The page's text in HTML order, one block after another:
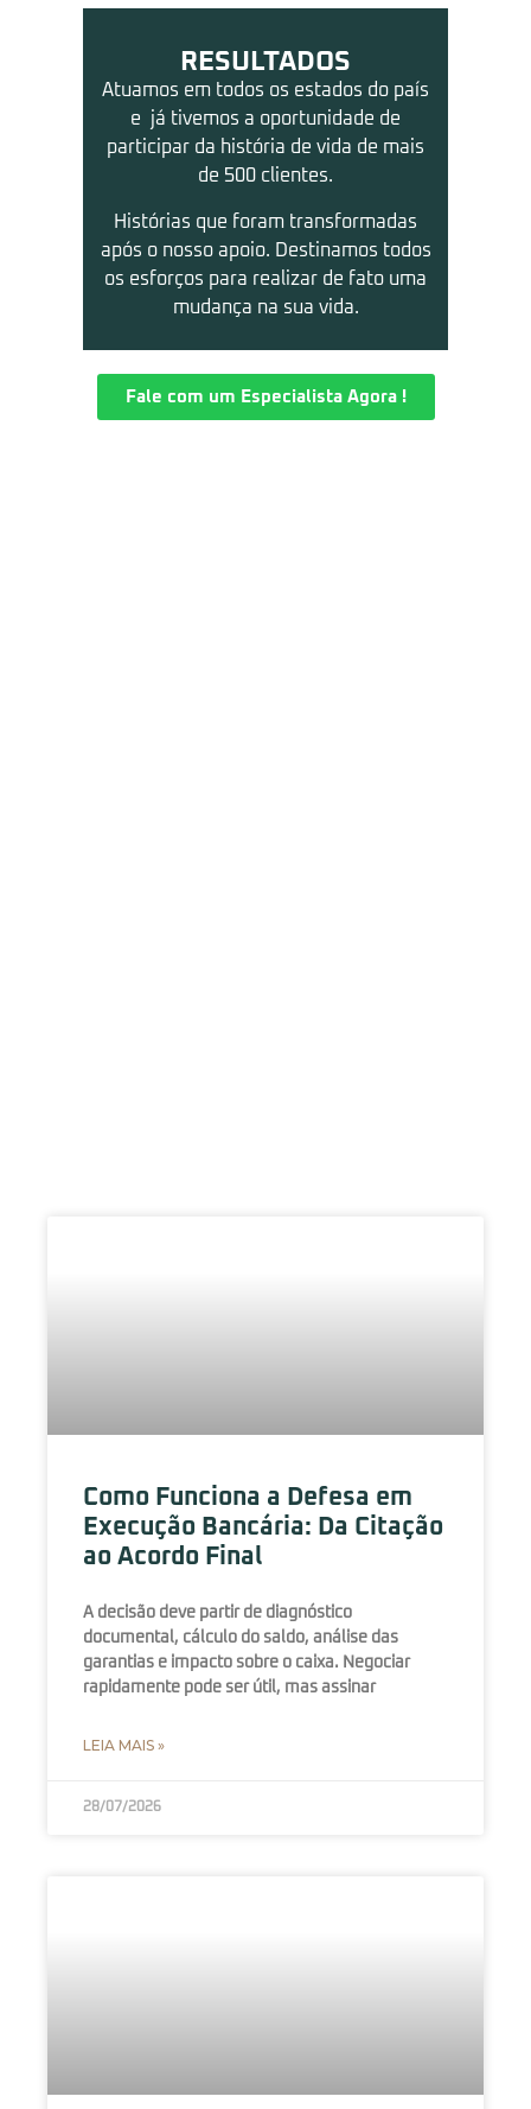
RESULTADOS
Atuamos em todos os estados do país
e já tivemos a oportunidade de
participar da história de vida de mais
de 500 clientes.
Histórias que foram transformadas
após o nosso apoio. Destinamos todos
os esforços para realizar de fato uma
mudança na sua vida.
Fale com um Especialista Agora !
Como Funciona a Defesa em
Execução Bancária: Da Citação
ao Acordo Final
A decisão deve partir de diagnóstico
documental, cálculo do saldo, análise das
garantias e impacto sobre o caixa. Negociar
rapidamente pode ser útil, mas assinar
LEIA MAIS »
28/07/2026